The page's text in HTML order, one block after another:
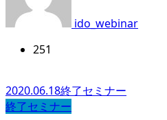
ido_webinar
251
2020.06.18終了セミナー
終了セミナー